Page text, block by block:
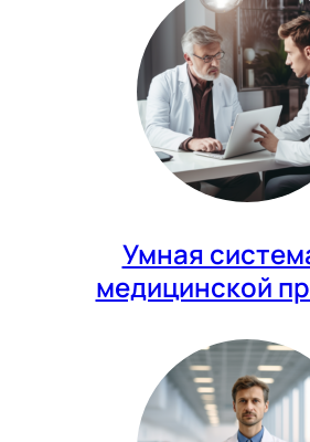
Умная
медицинской